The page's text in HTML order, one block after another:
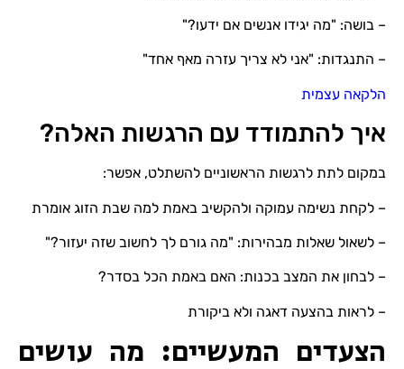
– בושה: "מה יגידו אנשים אם ידעו?"
– התנגדות: "אני לא צריך עזרה מאף אחד"
הלקאה עצמית
איך להתמודד עם הרגשות האלה?
במקום לתת לרגשות הראשוניים להשתלט, אפשר:
– לקחת נשימה עמוקה ולהקשיב באמת למה שבת הזוג אומרת
– לשאול שאלות מבהירות: "מה גורם לך לחשוב שזה יעזור?"
– לבחון את המצב בכנות: האם באמת הכל בסדר?
– לראות בהצעה דאגה ולא ביקורת
הצעדים המעשיים: מה עושים